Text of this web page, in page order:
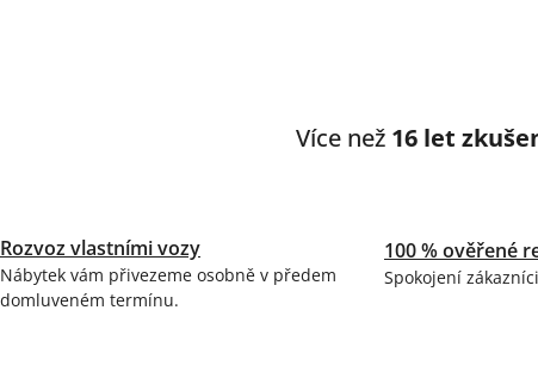
Více než 16 let
Rozvoz vlastními vozy
Nábytek vám přivezeme osobně v předem
domluveném termínu.
100 % ověřené
Spokojení